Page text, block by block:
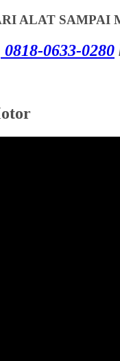
ALAT SAMPAI
0818-0633-0280